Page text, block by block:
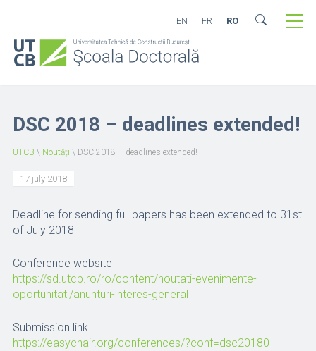
EN FR RO
DSC 2018 – deadlines extended!
UTCB \ Noutăți \ DSC 2018 – deadlines extended!
17 july 2018
Deadline for sending full papers has been extended to 31st
of July 2018
Conference website
https://sd.utcb.ro/ro/content/noutati-evenimente-
oportunitati/anunturi-interes-general
Submission link
https://easychair.org/conferences/?conf=dsc20180